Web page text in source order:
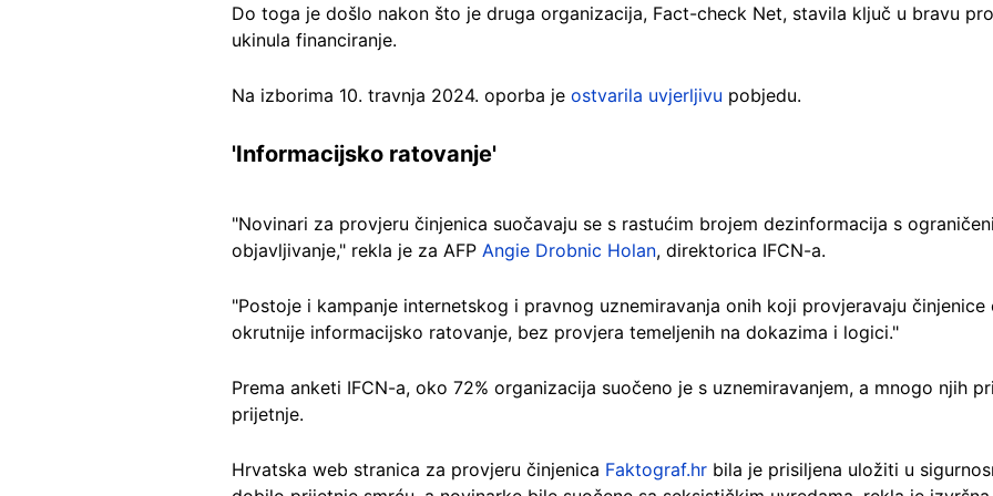
Do toga je došlo nakon što je druga organizacija, Fact-check Net, stavila ključ u bravu
ukinula financiranje.
Na izborima 10. travnja 2024. oporba je ostvarila uvjerljivu pobjedu.
'Informacijsko ratovanje'
"Novinari za provjeru činjenica suočavaju se s rastućim brojem dezinformacija s
objavljivanje," rekla je za AFP Angie Drobnic Holan, direktorica IFCN-a.
"Postoje i kampanje internetskog i pravnog uznemiravanja onih koji provjeravaju
okrutnije informacijsko ratovanje, bez provjera temeljenih na dokazima i logici."
Prema anketi IFCN-a, oko 72% organizacija suočeno je s uznemiravanjem, a mnogo njih
prijetnje.
Hrvatska web stranica za provjeru činjenica Faktograf.hr bila je prisiljena uložiti u